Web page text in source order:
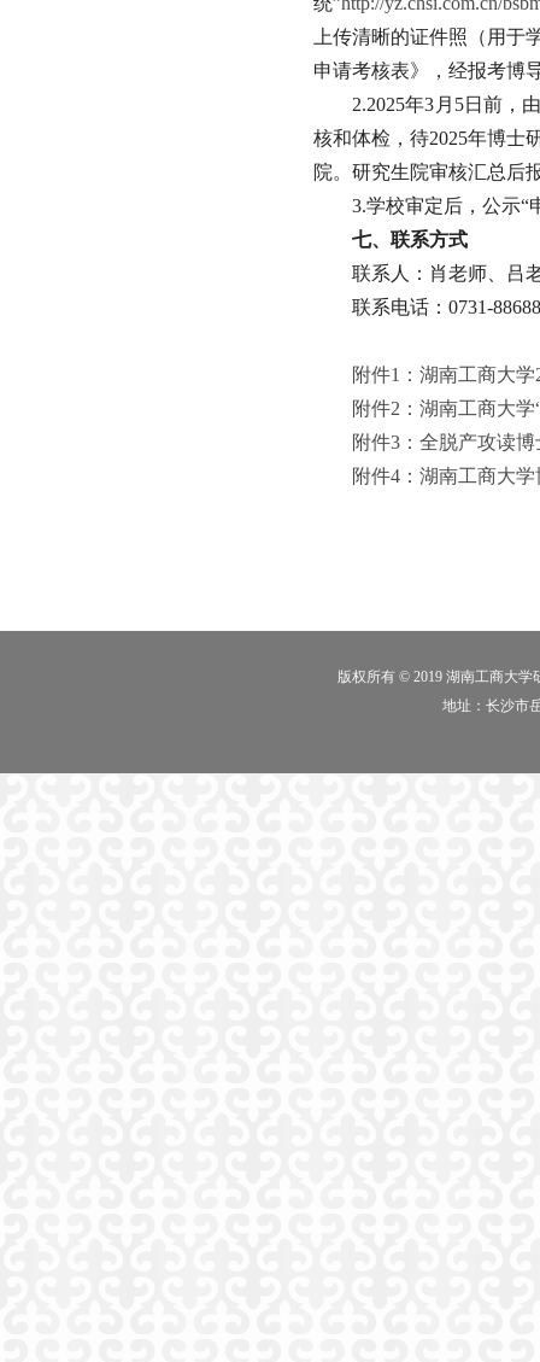
上传清晰的证件照（用
申请考核表》，经报考博
2.2025年3月5日前，
核和体检，待2025年博士
院。研究生院审核汇总后
3.学校审定后，公示“
七、联系方式
联系人：肖老师、吕
联系电话：0731-
附件1：湖南工商大
附件2：湖南工商大
附件3：全脱产攻读
附件4：湖南工商大
版权所有 © 2019 湖南工商大学
地址：长沙市